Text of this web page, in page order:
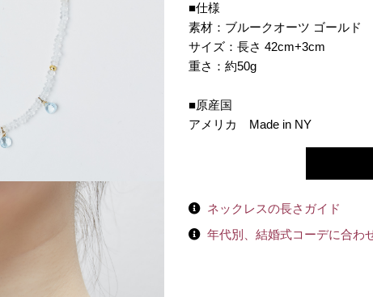
■仕様
素材：ブルークオーツ ゴールド
サイズ：長さ 42cm+3cm
重さ：約50g
■原産国
アメリカ Made in NY
ネックレスの長さガイド
年代別、結婚式コーデに合わ